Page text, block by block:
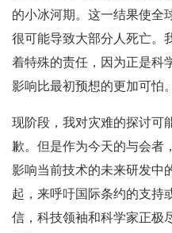
的小冰河期。这一结果使全
很可能导致大部分人死亡。
着特殊的责任，因为正是科
影响比最初预想的更加可怕。
现阶段，我对灾难的探讨可
歉。但是作为今天的与会者
影响当前技术的未来研发中
起，来呼吁国际条约的支持
信，科技领袖和科学家正极